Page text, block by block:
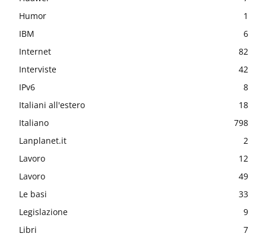
Humor
1
IBM
6
Internet
82
Interviste
42
IPv6
8
Italiani all'estero
18
Italiano
798
Lanplanet.it
2
Lavoro
12
Lavoro
49
Le basi
33
Legislazione
9
Libri
7